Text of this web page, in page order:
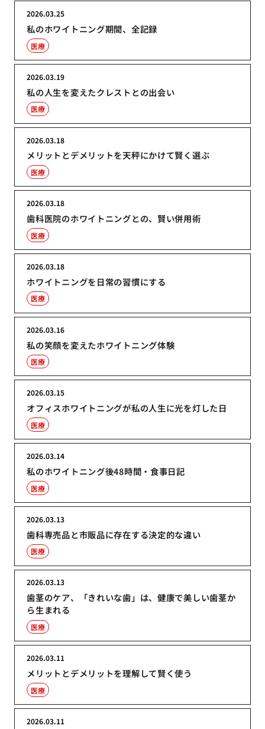
私のホワイトニング期間、全記録
2026.03.25
医療
私の人生を変えたクレストとの出会い
2026.03.19
医療
メリットとデメリットを天秤にかけて賢く選ぶ
2026.03.18
医療
歯科医院のホワイトニングとの、賢い併用術
2026.03.18
医療
ホワイトニングを日常の習慣にする
2026.03.18
医療
私の笑顔を変えたホワイトニング体験
2026.03.16
医療
オフィスホワイトニングが私の人生に光を灯した日
2026.03.15
医療
私のホワイトニング後48時間・食事日記
2026.03.14
医療
歯科専売品と市販品に存在する決定的な違い
2026.03.13
医療
歯茎のケア、「きれいな歯」は、健康で美しい歯茎か
ら生まれる
2026.03.13
医療
メリットとデメリットを理解して賢く使う
2026.03.11
医療
2026.03.11